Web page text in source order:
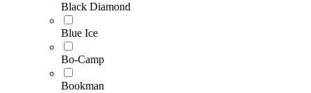
Black Diamond
Blue Ice
Bo-Camp
Bookman